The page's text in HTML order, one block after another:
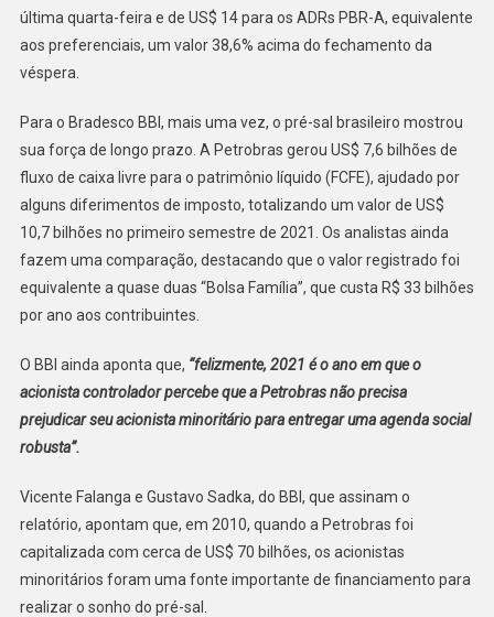
última quarta-feira e de US$ 14 para os ADRs PBR-A, equivalente
aos preferenciais, um valor 38,6% acima do fechamento da
véspera.
Para o Bradesco BBI, mais uma vez, o pré-sal brasileiro mostrou
sua força de longo prazo. A Petrobras gerou US$ 7,6 bilhões de
fluxo de caixa livre para o patrimônio líquido (FCFE), ajudado por
alguns diferimentos de imposto, totalizando um valor de US$
10,7 bilhões no primeiro semestre de 2021. Os analistas ainda
fazem uma comparação, destacando que o valor registrado foi
equivalente a quase duas “Bolsa Família”, que custa R$ 33 bilhões
por ano aos contribuintes.
O BBI ainda aponta que, “felizmente, 2021 é o ano em que o
acionista controlador percebe que a Petrobras não precisa
prejudicar seu acionista minoritário para entregar uma agenda social
robusta”.
Vicente Falanga e Gustavo Sadka, do BBI, que assinam o
relatório, apontam que, em 2010, quando a Petrobras foi
capitalizada com cerca de US$ 70 bilhões, os acionistas
minoritários foram uma fonte importante de financiamento para
realizar o sonho do pré-sal.